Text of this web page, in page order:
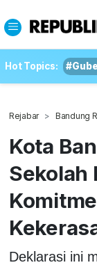
Hot Topics:
Rejabar Bandung
Kota
Sekolah
Deklarasi ini